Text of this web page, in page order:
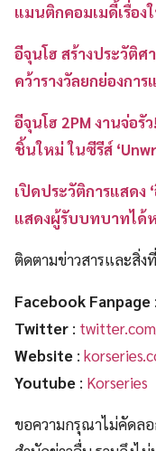
แมนติกคอมเมดี้เรื่อง
อีจุนโฮ สร้างประวัติ
คว้ารางวัลยกย่องกา
อีจุนโฮ 2PM งานจ่อ
ชิ้นใหม่ ในซีรีส์
เปิดประวัติการแสดง
แสดงผู้รับบทบาทได้
ติดตามข่าวสารและสิ่ง
Facebook Fanpage :
Twitter :
Website :
Youtube : Korseries
ขอความกรุณาไม่คัดล